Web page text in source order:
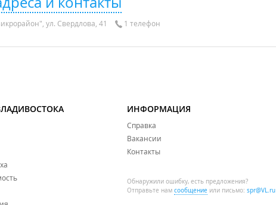
ул. Свердлова, 41 1 телефон
ИНФОРМАЦИЯ
Справка
Вакансии
Контакты
Обнаружили ошибку, есть предложения?
Отправьте нам сообщение или письмо: spr@VL.ru